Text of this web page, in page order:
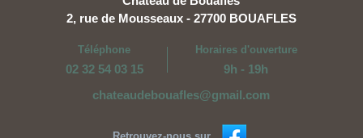
2, rue de Mousseaux - 27700 BOUAFLES
Téléphone
02 32 54 03 15
Horaires d'ouverture
9h - 19h
chateaudebouafles@gmail.com